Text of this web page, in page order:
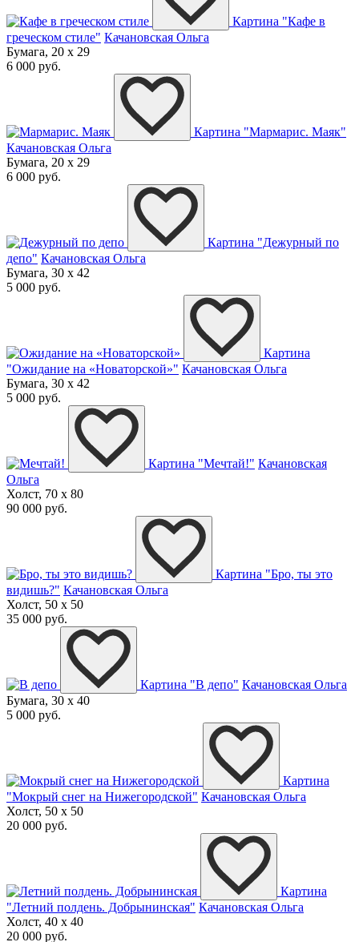
Картина "Кафе в
греческом стиле" Качановская Ольга
Бумага, 20 x 29
6 000 руб.
Картина "Мармарис. Маяк"
Качановская Ольга
Бумага, 20 x 29
6 000 руб.
Картина "Дежурный по
депо" Качановская Ольга
Бумага, 30 x 42
5 000 руб.
Картина
"Ожидание на «Новаторской»" Качановская Ольга
Бумага, 30 x 42
5 000 руб.
Картина "Мечтай!" Качановская
Ольга
Холст, 70 x 80
90 000 руб.
Картина "Бро, ты это
видишь?" Качановская Ольга
Холст, 50 x 50
35 000 руб.
Картина "В депо" Качановская Ольга
Бумага, 30 x 40
5 000 руб.
Картина
"Мокрый снег на Нижегородской" Качановская Ольга
Холст, 50 x 50
20 000 руб.
Картина
"Летний полдень. Добрынинская" Качановская Ольга
Холст, 40 x 40
20 000 руб.